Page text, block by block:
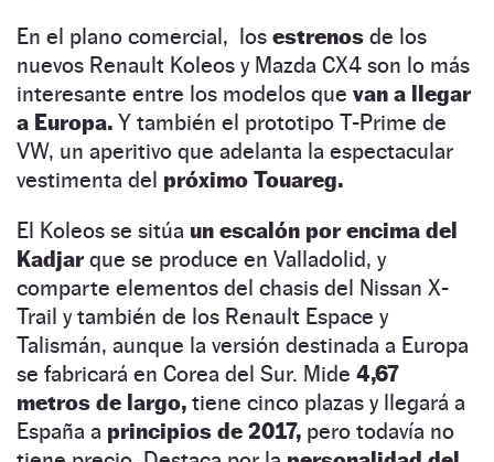
En el plano comercial, los estrenos de los
nuevos Renault Koleos y Mazda CX4 son lo más
interesante entre los modelos que van a llegar
a Europa. Y también el prototipo T-Prime de
VW, un aperitivo que adelanta la espectacular
vestimenta del próximo Touareg.
El Koleos se sitúa un escalón por encima del
Kadjarque se produce en Valladolid, y
comparte elementos del chasis del Nissan X-
Trail y también de los Renault Espace y
Talismán, aunque la versión destinada a Europa
se fabricará en Corea del Sur. Mide 4,67
metros de largo, tiene cinco plazas y llegará a
España a principios de 2017, pero todavía no